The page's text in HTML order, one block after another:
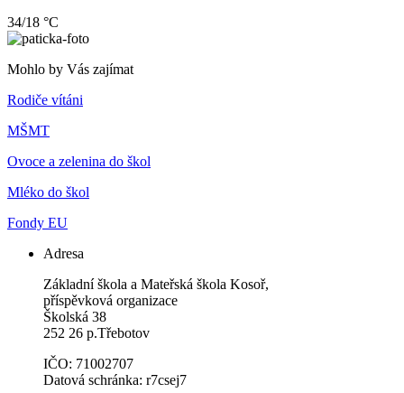
34/18 °C
Mohlo by Vás zajímat
Rodiče vítáni
MŠMT
Ovoce a zelenina do škol
Mléko do škol
Fondy EU
Adresa
Základní škola a Mateřská škola Kosoř,
příspěvková organizace
Školská 38
252 26 p.Třebotov
IČO: 71002707
Datová schránka: r7csej7